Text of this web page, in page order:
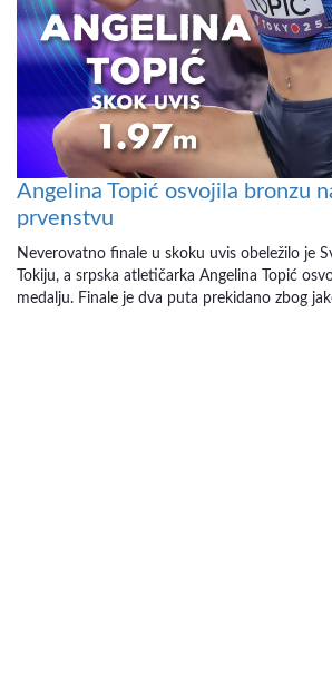
Angelina Topić osvojila bronzu
prvenstvu
Neverovatno finale u skoku uvis obeležilo je
Tokiju, a srpska atletičarka Angelina Topić
medalju. Finale je dva puta prekidano zbog